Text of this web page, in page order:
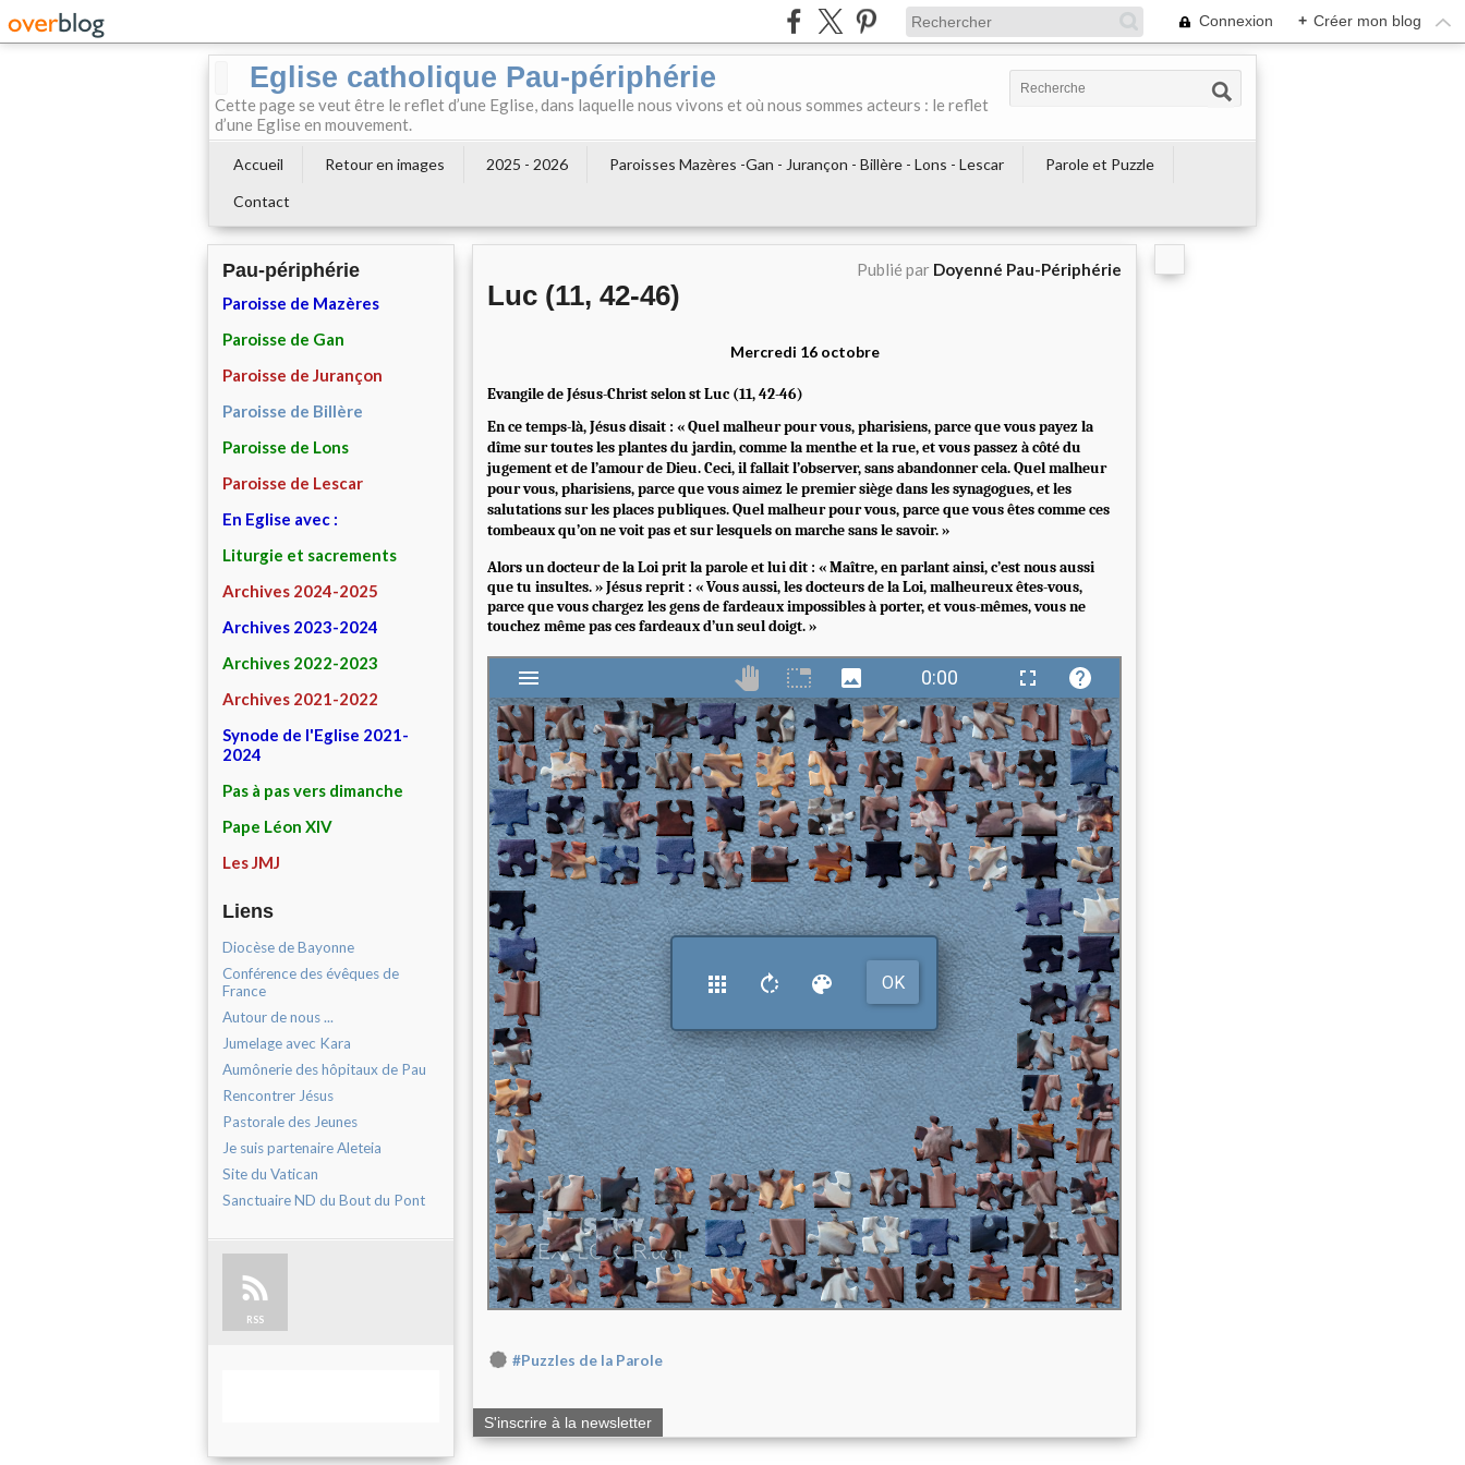
Connexion + Créer mon blog
Eglise catholique Pau-périphérie
Cette page se veut être le reflet d’une Eglise, dans laquelle nous vivons et où nous sommes acteurs : le reflet
d’une Eglise en mouvement.
Accueil Retour en images 2025 - 2026 Paroisses Mazères -Gan - Jurançon - Billère - Lons - Lescar
Parole et Puzzle
Contact
Pau-périphérie
Paroisse de Mazères
Paroisse de Gan
Paroisse de Jurançon
Paroisse de Billère
Paroisse de Lons
Paroisse de Lescar
En Eglise avec :
Liturgie et sacrements
Archives 2024-2025
Archives 2023-2024
Archives 2022-2023
Archives 2021-2022
Synode de l'Eglise 2021-
2024
Pas à pas vers dimanche
Pape Léon XIV
Les JMJ
Liens
Diocèse de Bayonne
Conférence des évêques de
France
Autour de nous ...
Jumelage avec Kara
Aumônerie des hôpitaux de Pau
Rencontrer Jésus
Pastorale des Jeunes
Je suis partenaire Aleteia
Site du Vatican
Sanctuaire ND du Bout du Pont
RSS
Publié par Doyenné Pau-Périphérie
Luc (11, 42-46)
Mercredi 16 octobre
Evangile de Jésus-Christ selon st Luc (11, 42-46)
En ce temps-là, Jésus disait : « Quel malheur pour vous, pharisiens, parce que vous payez la
dîme sur toutes les plantes du jardin, comme la menthe et la rue, et vous passez à côté du
jugement et de l’amour de Dieu. Ceci, il fallait l’observer, sans abandonner cela. Quel malheur
pour vous, pharisiens, parce que vous aimez le premier siège dans les synagogues, et les
salutations sur les places publiques. Quel malheur pour vous, parce que vous êtes comme ces
tombeaux qu’on ne voit pas et sur lesquels on marche sans le savoir. »
Alors un docteur de la Loi prit la parole et lui dit : « Maître, en parlant ainsi, c’est nous aussi
que tu insultes. » Jésus reprit : « Vous aussi, les docteurs de la Loi, malheureux êtes-vous,
parce que vous chargez les gens de fardeaux impossibles à porter, et vous-mêmes, vous ne
touchez même pas ces fardeaux d’un seul doigt. »
#Puzzles de la Parole
S'inscrire à la newsletter